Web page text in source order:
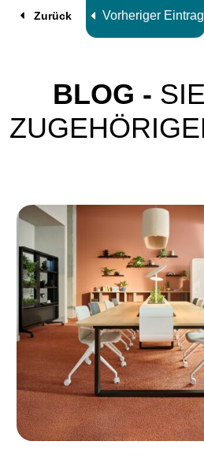
Zurück Vorheriger Eintrag
BLOG -